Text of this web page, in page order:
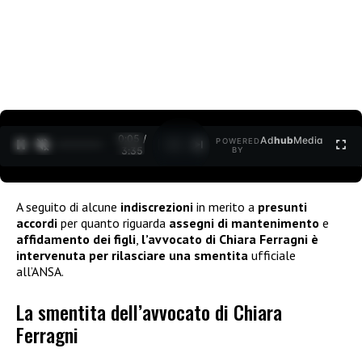
0:06 /
3:35
POWERED
BY
AdhubMedia
A seguito di alcune indiscrezioni in merito a presunti
accordi per quanto riguarda assegni di mantenimento e
affidamento dei figli l’avvocato di Chiara Ferragni è
intervenuta per rilasciare una smentita ufficiale
all’ANSA.
La smentita dell’avvocato di Chiara
Ferragni